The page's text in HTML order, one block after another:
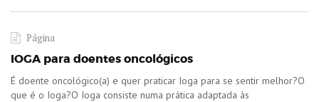
Página
IOGA para doentes oncológicos
É doente oncológico(a) e quer praticar Ioga para se sentir melhor?O
que é o Ioga?O Ioga consiste numa prática adaptada às